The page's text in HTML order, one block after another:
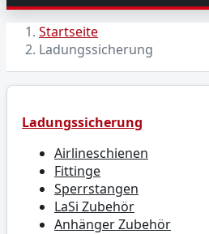
Startseite
Ladungssicherung
Ladungssicherung
Airlineschienen
Fittinge
Sperrstangen
LaSi Zubehör
Anhänger Zubehör